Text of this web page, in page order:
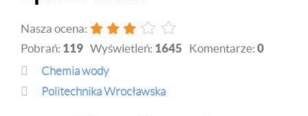
Nasza ocena:
Pobrań: 119 Wyświetleń: 1645 Komentarze: 0
Chemia wody
Politechnika Wrocławska